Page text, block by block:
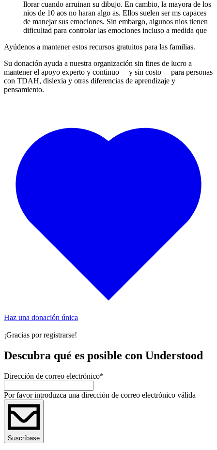
llorar cuando arruinan su dibujo. En cambio, la mayora de los
nios de 10 aos no haran algo as. Ellos suelen ser ms capaces
de manejar sus emociones. Sin embargo, algunos nios tienen
dificultad para controlar las emociones incluso a medida que
Ayúdenos a mantener estos recursos gratuitos para las familias.
Su donación ayuda a nuestra organización sin fines de lucro a
mantener el apoyo experto y continuo —y sin costo— para personas
con TDAH, dislexia y otras diferencias de aprendizaje y
pensamiento.
Haz una donación única
¡Gracias por registrarse!
Descubra qué es posible con Understood
Dirección de correo electrónico*
Por favor introduzca una dirección de correo electrónico válida
Suscríbase